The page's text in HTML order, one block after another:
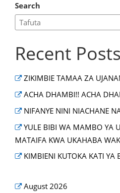
Search
Recent Posts
ZIKIMBIE TAMAA ZA
ACHA DHAMBI!! ACHA
NIFANYE NINI NIACHANE
YULE BIBI WA MAMBO YA
MATAIFA KWA UKAHABA
KIMBIENI KUTOKA KATI YA
August 2026